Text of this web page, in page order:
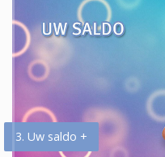
3. Uw saldo +